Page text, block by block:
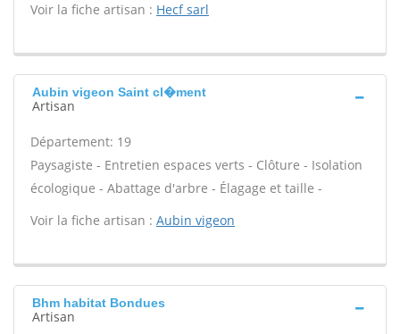
Voir la fiche artisan : Hecf sarl
Aubin vigeon Saint cl�ment
Artisan
Département: 19
Paysagiste - Entretien espaces verts - Clôture - Isolation
écologique - Abattage d'arbre - Élagage et taille -
Voir la fiche artisan : Aubin vigeon
Bhm habitat Bondues
Artisan